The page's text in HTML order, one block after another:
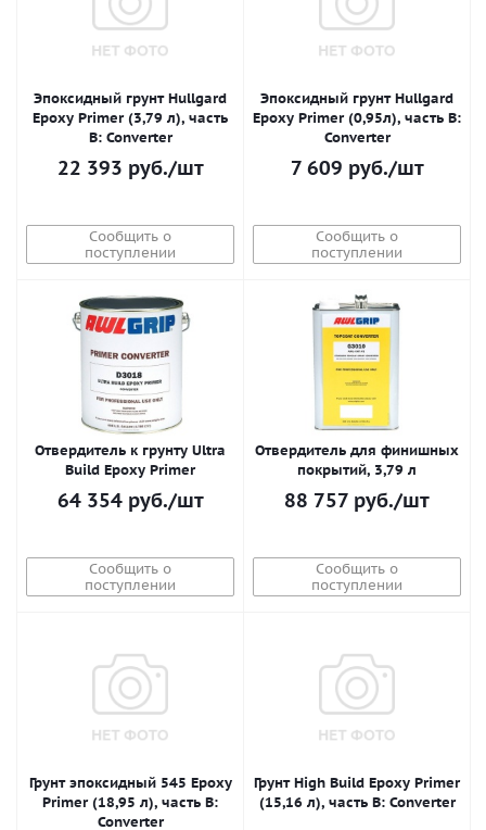
Эпоксидный грунт Hullgard
Epoxy Primer (3,79 л), часть
B: Converter
22 393 руб./шт
Сообщить о
поступлении
Эпоксидный грунт Hullgard
Epoxy Primer (0,95л), часть B:
Converter
7 609 руб./шт
Сообщить о
поступлении
Отвердитель к грунту Ultra
Build Epoxy Primer
64 354руб./шт
Сообщить о
поступлении
Отвердитель для финишных
покрытий, 3,79 л
88 757 руб./шт
Сообщить о
поступлении
Грунт эпоксидный 545 Epoxy
Primer (18,95 л), часть B:
Converter
Грунт High Build Epoxy Primer
(15,16 л), часть B: Converter